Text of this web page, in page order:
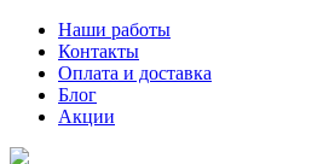
Перейти
содержимому
Наши работы
Контакты
Оплата и доставка
Блог
Акции